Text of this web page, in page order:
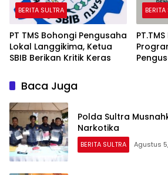
BERITA SULTRA
PT TMS Bohongi Pengusaha
Lokal Langgikima, Ketua
SBIB Berikan Kritik Keras
Baca Juga
Polda Sultra
Narkotika
BERITA SULTRA Agustus